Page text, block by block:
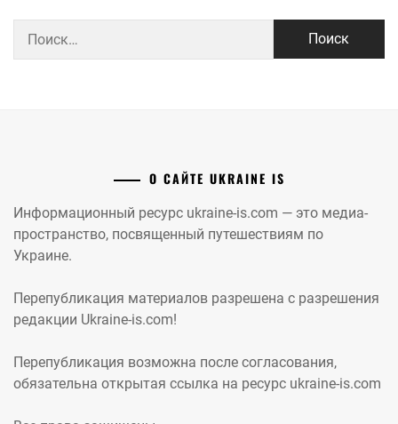
О САЙТЕ UKRAINE IS
Информационный ресурс ukraine-is.com — это медиа-
пространство, посвященный путешествиям по
Украине.
Перепубликация материалов разрешена с разрешения
редакции Ukraine-is.com!
Перепубликация возможна после согласования,
обязательна открытая ссылка на ресурс ukraine-is.com